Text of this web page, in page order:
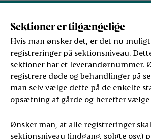
Sektioner er tilgængelige
Hvis man ønsker det, er det nu
registreringer på sektionsniveau.
sektioner har et leverandørnummer.
registrere døde og behandlinger på
man selv vælge dette på de enkelte
opsætning af gårde og herefter vælge
Ønsker man, at alle registreringer
sektionsniveau (indgang, solgte osv.)